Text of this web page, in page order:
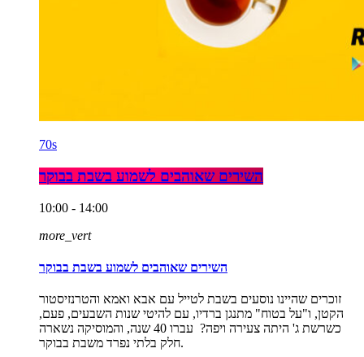
70s
השירים שאוהבים לשמוע בשבת בבוקר
10:00 - 14:00
more_vert
השירים שאוהבים לשמוע בשבת בבוקר
זוכרים שהיינו נוסעים בשבת לטייל עם אבא ואמא והטרנזיסטור
הקטן, ו"על בטוח" מתנגן ברדיו, עם להיטי שנות השבעים, פעם,
כשרשת ג' היתה צעירה ויפה? עברו 40 שנה, והמוסיקה נשארה
חלק בלתי נפרד משבת בבוקר.